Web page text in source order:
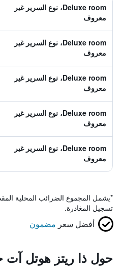
Deluxe room، نوع السرير غير
معروف
Deluxe room، نوع السرير غير
معروف
Deluxe room، نوع السرير غير
معروف
Deluxe room، نوع السرير غير
معروف
Deluxe room، نوع السرير غير
معروف
*يشمل المجموع الضرائب المحلية
تسجيل المغادرة.
أفضل سعر مضمون
حول ذا ريتز هوتل